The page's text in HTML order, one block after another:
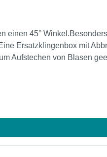
45°
Ersatzklingenbox mit